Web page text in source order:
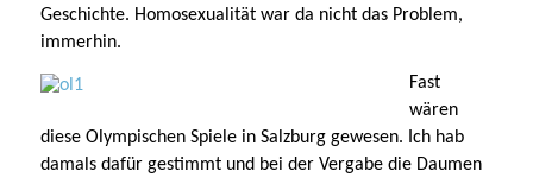
Geschichte. Homosexualität war da nicht das Problem,
immerhin.
Fast
wären
diese Olympischen Spiele in Salzburg gewesen. Ich hab
damals dafür gestimmt und bei der Vergabe die Daumen